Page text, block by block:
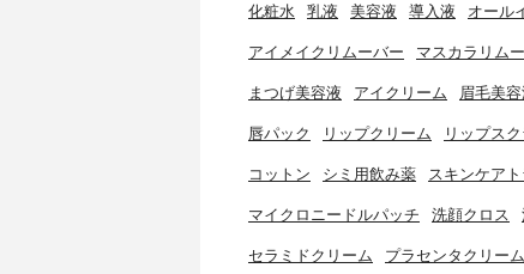
化粧水 乳液 美容液 導入液 オール
アイメイクリムーバー マスカラリム
まつげ美容液 アイクリーム 眉毛美容
唇パック リップクリーム リップス
コットン シミ用飲み薬 スキンケア
マイクロニードルパッチ 洗顔クロス
セラミドクリーム プラセンタクリーム